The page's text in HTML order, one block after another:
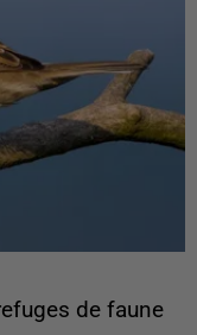
de faune